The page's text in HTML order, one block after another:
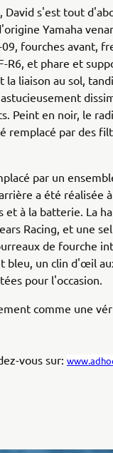
s'est tout
Yamaha
fourches avant,
et phare et
la liaison au sol,
Peint en noir, le
remplacé par des
par un
a été réalisée
à la batterie. La
Racing, et une
de fourche
bleu, un clin d'œil
pour l'occasion.
comme une
vous sur: